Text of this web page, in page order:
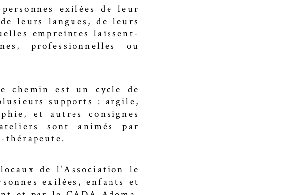
exilées de leur
leurs langues, de leurs
empreintes laissent-
professionnelles ou
chemin est un cycle de
supports : argile,
et autres consignes
sont animés par
de l’Association le
exilées, enfants et